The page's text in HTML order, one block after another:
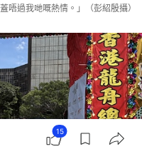
唔過我哋嘅熱情。」（彭紹殷攝）
15